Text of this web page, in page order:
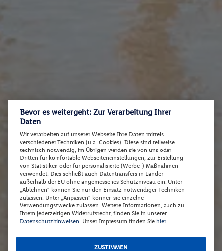
Bevor es weitergeht: Zur Verarbeitung Ihrer
Daten
Wir verarbeiten auf unserer Webseite Ihre Daten mittels
verschiedener Techniken (u.a. Cookies). Diese sind teilweise
technisch notwendig, im Übrigen werden sie von uns oder
Dritten für komfortable Webseiteneinstellungen, zur Erstellung
von Statistiken oder für personalisierte (Werbe-) Maßnahmen
verwendet. Dies schließt auch Datentransfers in Länder
außerhalb der EU ohne angemessenes Schutzniveau ein. Unter
„Ablehnen“ können Sie nur den Einsatz notwendiger Techniken
zulassen. Unter „Anpassen“ können sie einzelne
Verwendungszwecke zulassen. Weitere Informationen, auch zu
Ihrem jederzeitigen Widerrufsrecht, finden Sie in unseren
Datenschutzhinweisen . Unser Impressum finden Sie hier.
ZUSTIMMEN